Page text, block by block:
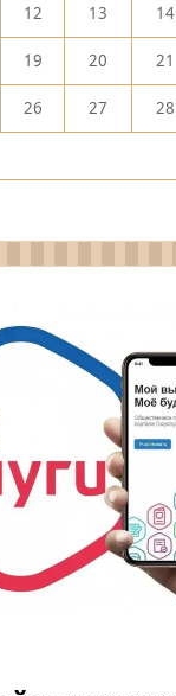
12 13 14
19 20 21
26 27 28